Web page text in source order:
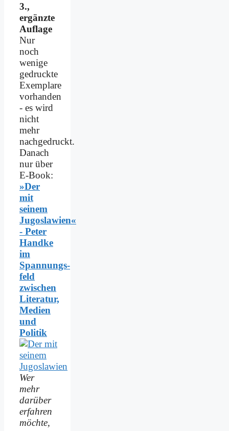
3.,
ergänzte
Auflage
Nur
noch
wenige
gedruckte
Exemplare
vorhanden
- es wird
nicht
mehr
nachgedruckt.
Danach
nur über
E-Book:
»Der
mit
seinem
Jugoslawien«
- Peter
Handke
im
Spannungs­
feld
zwischen
Literatur,
Medien
und
Politik
Wer
mehr
darüber
erfahren
möchte,